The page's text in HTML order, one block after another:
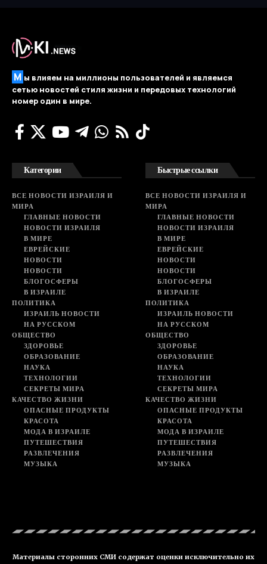
М ы влияем на миллионы пользователей и являемся
сетью новостей стиля жизни и передовых технологий
номер один в мире.
Категории
ВСЕ НОВОСТИ ИЗРАИЛЯ И
МИРА
ГЛАВНЫЕ НОВОСТИ
НОВОСТИ ИЗРАИЛЯ
В МИРЕ
ЕВРЕЙСКИЕ
НОВОСТИ
НОВОСТИ
БЛОГОСФЕРЫ
В ИЗРАИЛЕ
ПОЛИТИКА
ИЗРАИЛЬ НОВОСТИ
НА РУССКОМ
ОБЩЕСТВО
ЗДОРОВЬЕ
ОБРАЗОВАНИЕ
НАУКА
ТЕХНОЛОГИИ
СЕКРЕТЫ МИРА
КАЧЕСТВО ЖИЗНИ
ОПАСНЫЕ ПРОДУКТЫ
КРАСОТА
МОДА В ИЗРАИЛЕ
ПУТЕШЕСТВИЯ
РАЗВЛЕЧЕНИЯ
МУЗЫКА
Быстрые ссылки
ВСЕ НОВОСТИ ИЗРАИЛЯ И
МИРА
ГЛАВНЫЕ НОВОСТИ
НОВОСТИ ИЗРАИЛЯ
В МИРЕ
ЕВРЕЙСКИЕ
НОВОСТИ
НОВОСТИ
БЛОГОСФЕРЫ
В ИЗРАИЛЕ
ПОЛИТИКА
ИЗРАИЛЬ НОВОСТИ
НА РУССКОМ
ОБЩЕСТВО
ЗДОРОВЬЕ
ОБРАЗОВАНИЕ
НАУКА
ТЕХНОЛОГИИ
СЕКРЕТЫ МИРА
КАЧЕСТВО ЖИЗНИ
ОПАСНЫЕ ПРОДУКТЫ
КРАСОТА
МОДА В ИЗРАИЛЕ
ПУТЕШЕСТВИЯ
РАЗВЛЕЧЕНИЯ
МУЗЫКА
Материалы сторонних СМИ содержат оценки исключительно их